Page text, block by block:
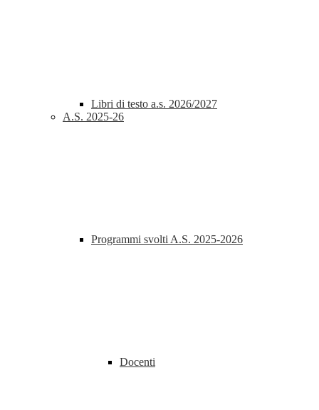
Libri di testo a.s. 2026/2027
A.S. 2025-26
Programmi svolti A.S. 2025-2026
Docenti